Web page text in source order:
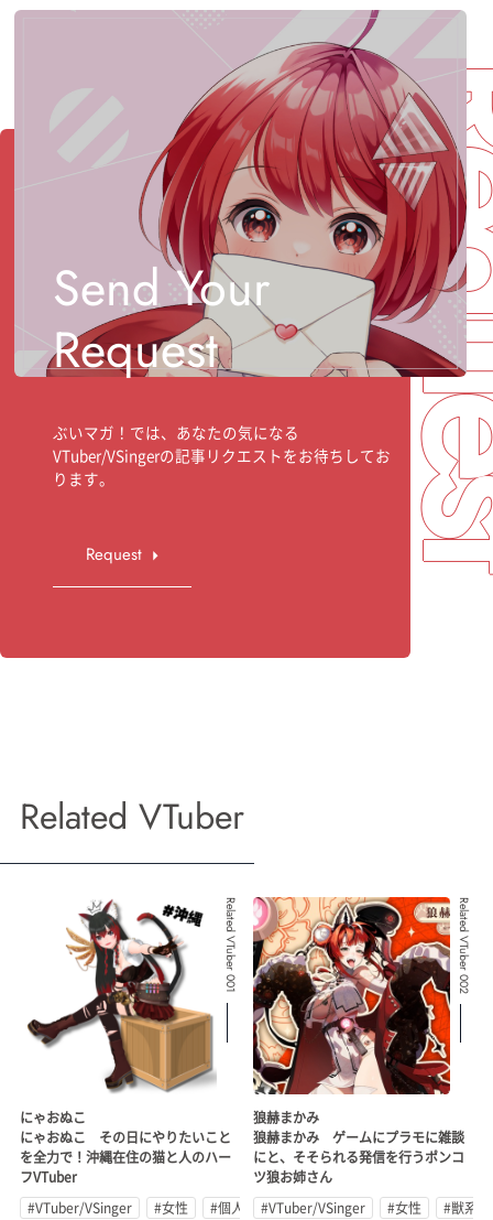
Send Your
Request
ぶいマガ！では、あなたの気になる
VTuber/VSingerの記事リクエストをお待ちしてお
ります。
Request
Related VTuber
Related VTuber 001
にゃおぬこ
にゃおぬこ その日にやりたいこと
を全力で！沖縄在住の猫と人のハー
フVTuber
#VTuber/VSinger
#女性 #個人勢
Related VTuber 002
狼赫まかみ
狼赫まかみ ゲームにプラモに雑談
にと、そそられる発信を行うポンコ
ツ狼お姉さん
#VTuber/VSinger
#女性 #獣系